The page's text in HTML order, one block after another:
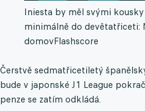
Iniesta by měl svými
minimálně do devětatřiceti:
domovFlashscore
Čerstvě sedmatřicetiletý
bude v japonské J1 League
penze se zatím odkládá.